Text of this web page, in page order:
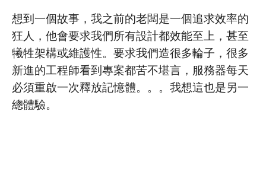
想到一個故事，我之前的老闆是一個追求效率的
狂人，他會要求我們所有設計都效能至上，甚至
犧牲架構或維護性。要求我們造很多輪子，很多
新進的工程師看到專案都苦不堪言，服務器每天
必須重啟一次釋放記憶體。。。我想這也是另一
總體驗。